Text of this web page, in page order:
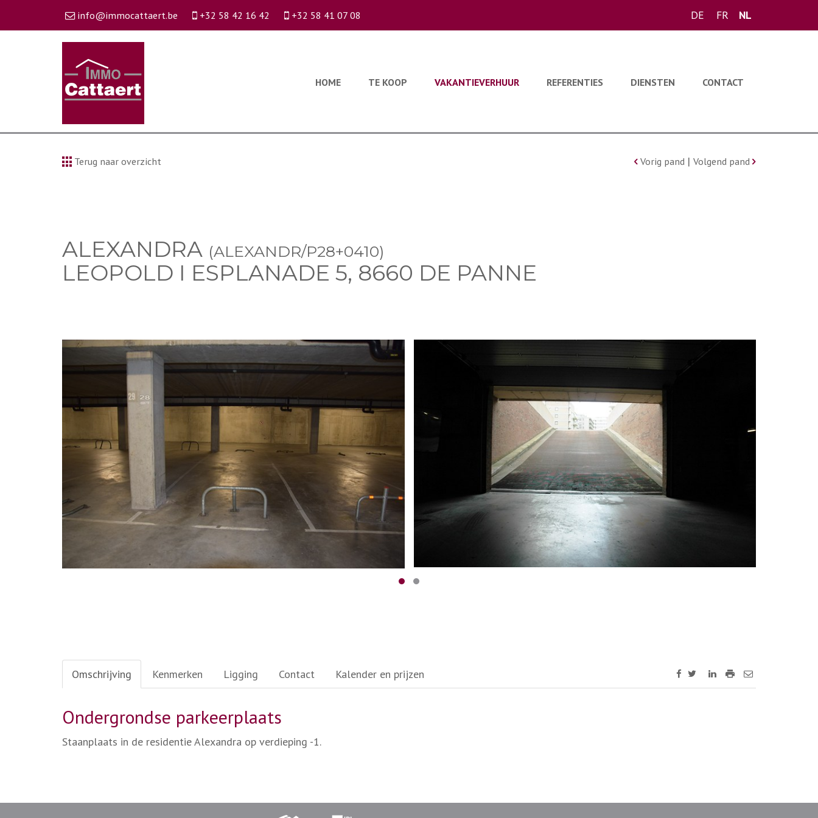
info@immocattaert.be +32 58 42 16 42 +32 58 41 07 08 DE FR NL
HOME TE KOOP VAKANTIEVERHUUR REFERENTIES DIENSTEN CONTACT
Terug naar overzicht Vorig pand | Volgend pand
ALEXANDRA (ALEXANDR/P28+0410)
LEOPOLD I ESPLANADE 5, 8660 DE PANNE
Omschrijving Kenmerken Ligging Contact Kalender en prijzen
Ondergrondse parkeerplaats
Staanplaats in de residentie Alexandra op verdieping -1.